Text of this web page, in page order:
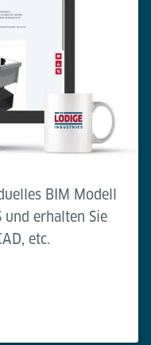
BIM Modell
und erhalten Sie
etc.